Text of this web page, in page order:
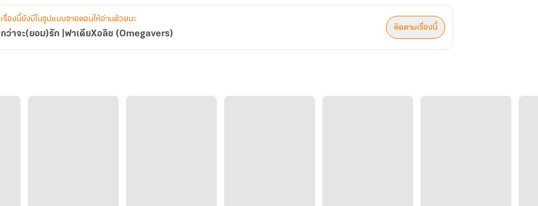
เรื่องนี้ยังมีในรูปแบบรายตอนให้อ่านด้วยนะ
กว่าจะ(ยอม)รัก |ฟาเดียXอลิซ (Omegavers)
ติดตามเรื่องนี้